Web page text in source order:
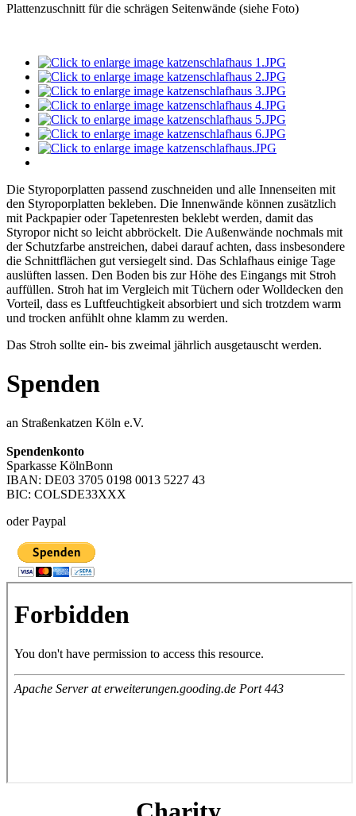
Plattenzuschnitt für die schrägen Seitenwände (siehe Foto)
Die Styroporplatten passend zuschneiden und alle Innenseiten mit
den Styroporplatten bekleben. Die Innenwände können zusätzlich
mit Packpapier oder Tapetenresten beklebt werden, damit das
Styropor nicht so leicht abbröckelt. Die Außenwände nochmals mit
der Schutzfarbe anstreichen, dabei darauf achten, dass insbesondere
die Schnittflächen gut versiegelt sind. Das Schlafhaus einige Tage
auslüften lassen. Den Boden bis zur Höhe des Eingangs mit Stroh
auffüllen. Stroh hat im Vergleich mit Tüchern oder Wolldecken den
Vorteil, dass es Luftfeuchtigkeit absorbiert und sich trotzdem warm
und trocken anfühlt ohne klamm zu werden.
Das Stroh sollte ein- bis zweimal jährlich ausgetauscht werden.
Spenden
an Straßenkatzen Köln e.V.
Spendenkonto
Sparkasse KölnBonn
IBAN: DE03 3705 0198 0013 5227 43
BIC: COLSDE33XXX
oder Paypal